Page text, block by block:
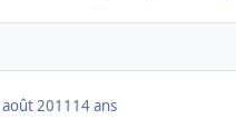
2011 14 ans